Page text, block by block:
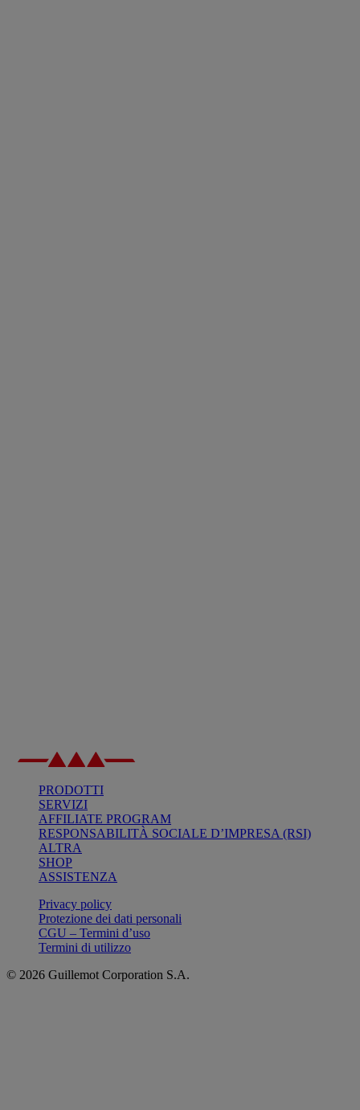
PRODOTTI
SERVIZI
AFFILIATE PROGRAM
RESPONSABILITÀ SOCIALE D’IMPRESA (RSI)
ALTRA
SHOP
ASSISTENZA
Privacy policy
Protezione dei dati personali
CGU – Termini d’uso
Termini di utilizzo
© 2026 Guillemot Corporation S.A.